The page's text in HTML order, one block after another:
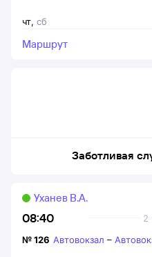
чт, сб
Маршрут
Заботливая
08:40 2
Уханев В.А.
№126 Автовокзал –